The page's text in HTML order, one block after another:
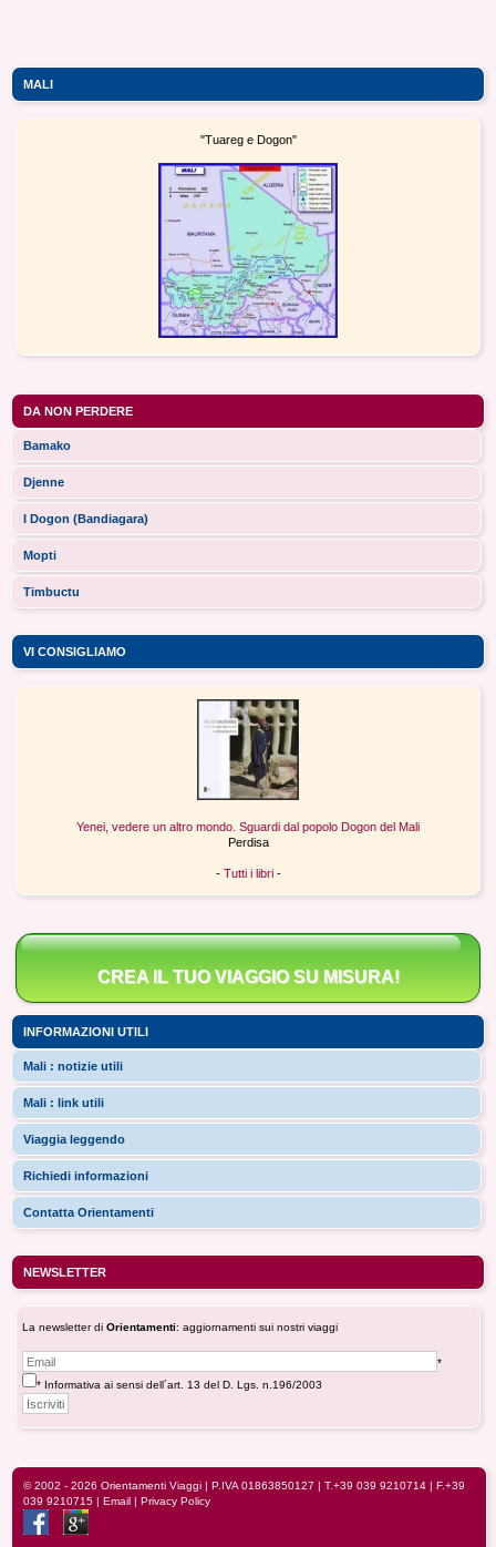
MALI
"Tuareg e Dogon"
DA NON PERDERE
Bamako
Djenne
I Dogon (Bandiagara)
Mopti
Timbuctu
VI CONSIGLIAMO
Yenei, vedere un altro mondo. Sguardi dal popolo Dogon del Mali
Perdisa
- Tutti i libri-
CREA IL TUO VIAGGIO SU MISURA!
INFORMAZIONI UTILI
Mali : notizie utili
Mali : link utili
Viaggia leggendo
Richiedi informazioni
Contatta Orientamenti
NEWSLETTER
La newsletter di Orientamenti: aggiornamenti sui nostri viaggi
*
* Informativa ai sensi dell´art. 13 del D. Lgs. n.196/2003
© 2002 - 2026 Orientamenti Viaggi | P.IVA 01863850127 | T.+39 039 9210714 | F.+39
039 9210715 | Email | Privacy Policy